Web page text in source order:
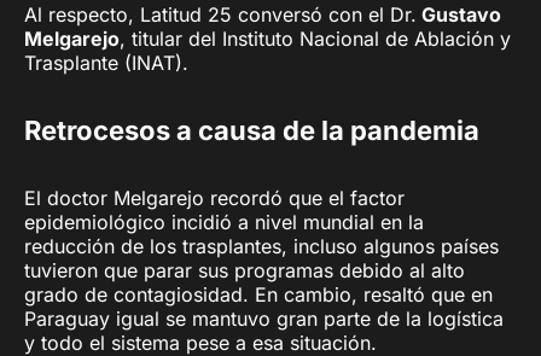
Al respecto, Latitud 25 conversó con el Dr. Gustavo
Melgarejo, titular del Instituto Nacional de Ablación y
Trasplante (INAT).
Retrocesos a causa de la pandemia
El doctor Melgarejo recordó que el factor
epidemiológico incidió a nivel mundial en la
reducción de los trasplantes, incluso algunos países
tuvieron que parar sus programas debido al alto
grado de contagiosidad. En cambio, resaltó que en
Paraguay igual se mantuvo gran parte de la logística
y todo el sistema pese a esa situación.